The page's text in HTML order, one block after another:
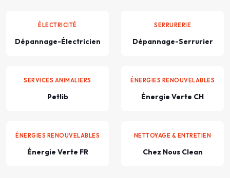
ÉLECTRICITÉ
Dépannage-Électricien
SERRURERIE
Dépannage-Serrurier
SERVICES ANIMALIERS
Petlib
ÉNERGIES RENOUVELABLES
Énergie Verte CH
ÉNERGIES RENOUVELABLES
Énergie Verte FR
NETTOYAGE & ENTRETIEN
Chez Nous Clean